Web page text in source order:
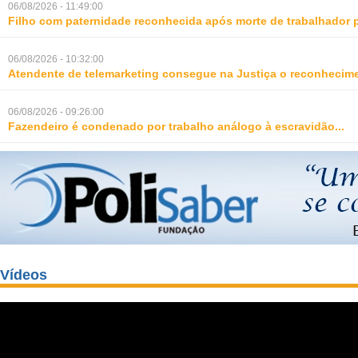
06/08/2026 - 11:49:00
Filho com paternidade reconhecida após morte de trabalhador
06/08/2026 - 10:32:00
Atendente de telemarketing consegue na Justiça o
06/08/2026 - 09:26:00
Fazendeiro é condenado por trabalho análogo à escravidão...
Vídeos